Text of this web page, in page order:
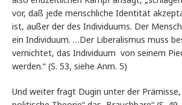
vor, daß jede menschliche Identität
ist, außer der des Individuums. Der
ein Individuum. …Der Liberalismus muss
vernichtet, das Individuum von seinem
werden.“ (S. 53, siehe Anm. 5)
Und weiter fragt Dugin unter der Prämisse,